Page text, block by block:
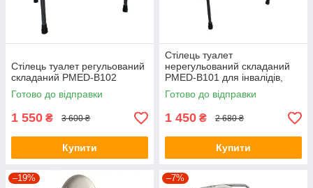
Стілець туалет регульований
складаний PMED-B102
Готово до відправки
1 550 ₴ 3 600 ₴
Купити
Стілець туалет
нерегульований складаний
PMED-B101 для інвалідів,
людей похилого віку
Готово до відправки
1 450 ₴ 2 680 ₴
Купити
–19% –7%